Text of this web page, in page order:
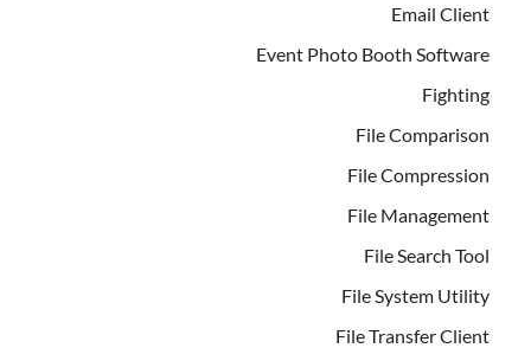
Email Client
Event Photo Booth Software
Fighting
File Comparison
File Compression
File Management
File Search Tool
File System Utility
File Transfer Client